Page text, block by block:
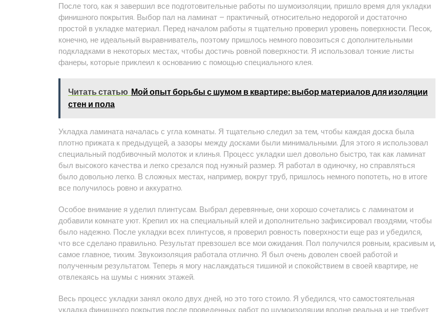
После того, как я завершил все подготовительные работы по шумоизоляции, пришло время для укладки
финишного покрытия. Выбор пал на ламинат – практичный, относительно недорогой и достаточно
простой в укладке материал. Перед началом работы я тщательно проверил уровень поверхности. Песок,
конечно, не идеальный выравниватель, поэтому пришлось немного повозиться с дополнительными
подкладками в некоторых местах, чтобы достичь ровной поверхности. Я использовал тонкие листы
фанеры, которые приклеил к основанию с помощью специального клея.
Читать статью Мой опыт борьбы с шумом в квартире: выбор материалов для изоляции
стен и пола
Укладка ламината началась с угла комнаты. Я тщательно следил за тем, чтобы каждая доска была
плотно прижата к предыдущей, а зазоры между досками были минимальными. Для этого я использовал
специальный подбивочный молоток и клинья. Процесс укладки шел довольно быстро, так как ламинат
был высокого качества и легко срезался под нужный размер. Я работал в одиночку, но справляться
было довольно легко. В сложных местах, например, вокруг труб, пришлось немного попотеть, но в итоге
все получилось ровно и аккуратно.
Особое внимание я уделил плинтусам. Выбрал деревянные, они хорошо сочетались с ламинатом и
добавили комнате уют. Крепил их на специальный клей и дополнительно зафиксировал гвоздями, чтобы
было надежно. После укладки всех плинтусов, я проверил ровность поверхности еще раз и убедился,
что все сделано правильно. Результат превзошел все мои ожидания. Пол получился ровным, красивым и,
самое главное, тихим. Звукоизоляция работала отлично. Я был очень доволен своей работой и
полученным результатом. Теперь я могу наслаждаться тишиной и спокойствием в своей квартире, не
отвлекаясь на шумы с нижних этажей.
Весь процесс укладки занял около двух дней, но это того стоило. Я убедился, что самостоятельная
укладка финишного покрытия после проведенных работ по шумоизоляции вполне реальна и не требует